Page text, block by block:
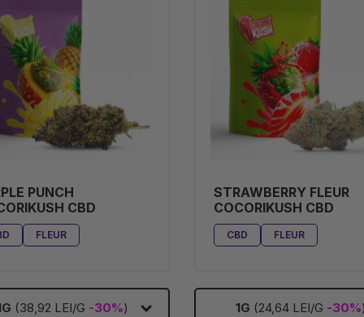
PUNCH
CBD
FLEUR
(38,92 LEI/G -30%)
STRAWBERRY FLEUR
COCORIKUSH CBD
CBD FLEUR
1G (24,64 LEI/G -30%